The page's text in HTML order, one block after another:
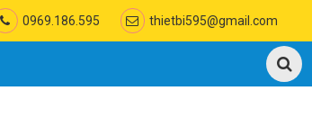
0969.186.595 thietbi595@gmail.com